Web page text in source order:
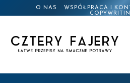
O NAS WSPÓŁPRACA I